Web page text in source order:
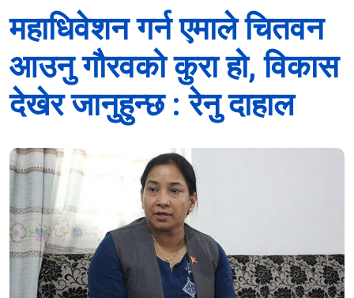
महाधिवेशन गर्न एमाले चितवन
आउनु गौरवको कुरा हो, विकास
देखेर जानुहुन्छ : रेनु दाहाल